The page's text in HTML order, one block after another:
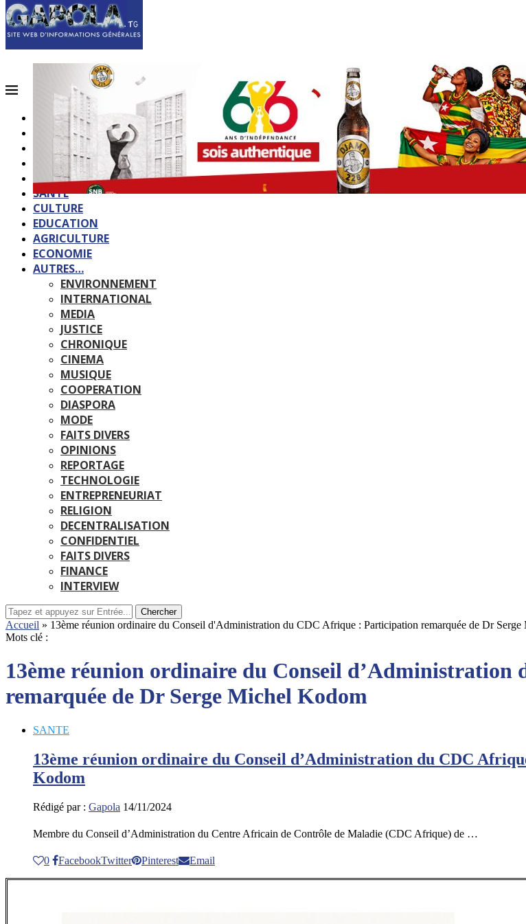
ACCUEIL
QUI SOMMES-NOUS?
POLITIQUE
SOCIETE
SPORTS
SANTE
CULTURE
EDUCATION
AGRICULTURE
ECONOMIE
AUTRES…
ENVIRONNEMENT
INTERNATIONAL
MEDIA
JUSTICE
CHRONIQUE
CINEMA
MUSIQUE
COOPERATION
DIASPORA
MODE
FAITS DIVERS
OPINIONS
REPORTAGE
TECHNOLOGIE
ENTREPRENEURIAT
RELIGION
DECENTRALISATION
CONFIDENTIEL
FAITS DIVERS
FINANCE
INTERVIEW
Chercher
Accueil » 13ème réunion ordinaire du Conseil d'Administration du CDC Afrique : Participation remarquée de Dr
Mots clé :
13ème réunion ordinaire du Conseil
remarquée de Dr Serge Michel Kodom
SANTE
13ème réunion ordinaire du Conseil d’Administration du CDC
Kodom
Rédigé par : Gapola 14/11/2024
Membre du Conseil d’Administration du Centre Africain de Contrôle de Maladie (CDC Afrique) de …
0 FacebookTwitter Pinterest Email